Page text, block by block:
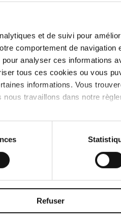
et de suivi pour
comportement de navigation
analyser ces informations
tous ces cookies ou vous
informations. Vous
travaillons dans notre
Refuser
6 mtr rectifie ajustement
6 mtr rectifie ajustement
6 mtr rectifie ajustement
6 mtr rectifie ajustement